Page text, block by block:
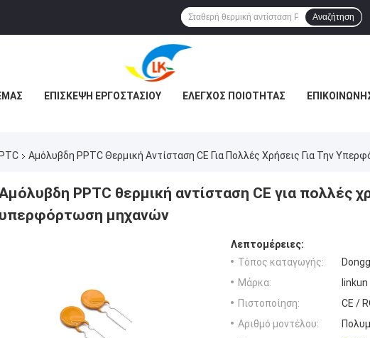
Αναζήτηση
ΕΠΙΣΚΕΨΉ ΕΡΓΟΣΤΑΣΊΟΥ ΈΛΕΓΧΟΣ ΠΟΙΌΤΗΤΑΣ
Αμόλυβδη PPTC Θερμική Αντίσταση CE Για Πολλές Χρήσεις Για Την
PPTC θερμική αντίσταση CE για πολλές
υπερφόρτωση μηχανών
Λεπτομέρειες:
Τόπος καταγωγής:
Μάρκα:
linkun
Πιστοποίηση:
CE /
Αριθμό μοντέλου: